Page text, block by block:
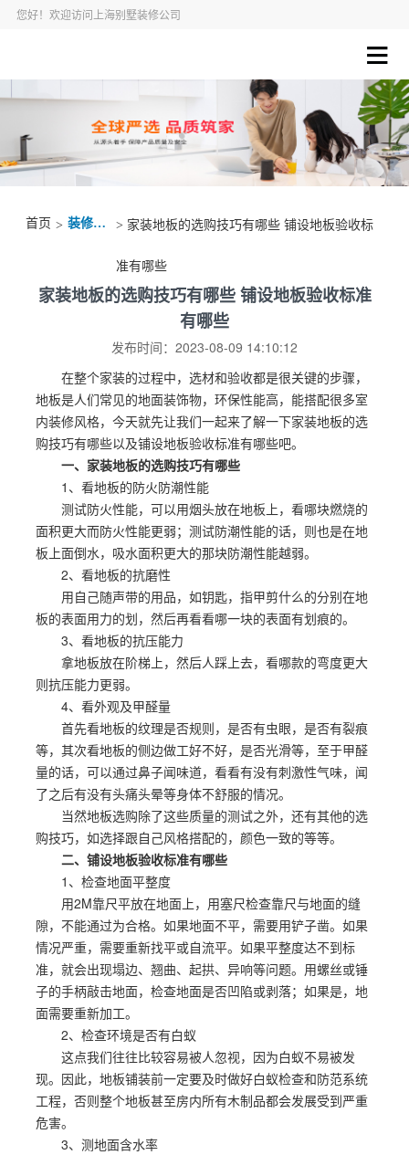
您好！欢迎访问上海别墅装修公司
首页 > 装修资讯 > 家装地板的选购技巧有哪些 铺设地板验收标
准有哪些
家装地板的选购技巧有哪些 铺设地板验收标准
有哪些
发布时间：2023-08-09 14:10:12
在整个家装的过程中，选材和验收都是很关键的步骤，
地板是人们常见的地面装饰物，环保性能高，能搭配很多室
内装修风格，今天就先让我们一起来了解一下家装地板的选
购技巧有哪些以及铺设地板验收标准有哪些吧。
一、家装地板的选购技巧有哪些
1、看地板的防火防潮性能
测试防火性能，可以用烟头放在地板上，看哪块燃烧的
面积更大而防火性能更弱；测试防潮性能的话，则也是在地
板上面倒水，吸水面积更大的那块防潮性能越弱。
2、看地板的抗磨性
用自己随声带的用品，如钥匙，指甲剪什么的分别在地
板的表面用力的划，然后再看看哪一块的表面有划痕的。
3、看地板的抗压能力
拿地板放在阶梯上，然后人踩上去，看哪款的弯度更大
则抗压能力更弱。
4、看外观及甲醛量
首先看地板的纹理是否规则，是否有虫眼，是否有裂痕
等，其次看地板的侧边做工好不好，是否光滑等，至于甲醛
量的话，可以通过鼻子闻味道，看看有没有刺激性气味，闻
了之后有没有头痛头晕等身体不舒服的情况。
当然地板选购除了这些质量的测试之外，还有其他的选
购技巧，如选择跟自己风格搭配的，颜色一致的等等。
二、铺设地板验收标准有哪些
1、检查地面平整度
用2M靠尺平放在地面上，用塞尺检查靠尺与地面的缝
隙，不能通过为合格。如果地面不平，需要用铲子凿。如果
情况严重，需要重新找平或自流平。如果平整度达不到标
准，就会出现塌边、翘曲、起拱、异响等问题。用螺丝或锤
子的手柄敲击地面，检查地面是否凹陷或剥落；如果是，地
面需要重新加工。
2、检查环境是否有白蚁
这点我们往往比较容易被人忽视，因为白蚁不易被发
现。因此，地板铺装前一定要及时做好白蚁检查和防范系统
工程，否则整个地板甚至房内所有木制品都会发展受到严重
危害。
3、测地面含水率